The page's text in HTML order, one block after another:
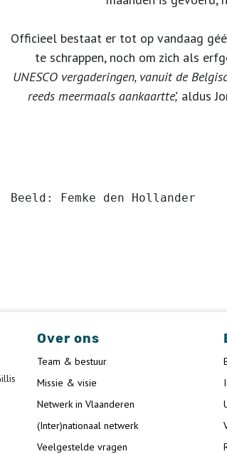
Officieel bestaat er tot op vandaag
te schrappen, noch om zich als
UNESCO vergaderingen, vanuit de
reeds meermaals aankaartte’,aldus
Beeld: Femke den Hollander
Over ons
Team & bestuur
Missie & visie
Netwerk in Vlaanderen
(Inter)nationaal netwerk
Veelgestelde vragen